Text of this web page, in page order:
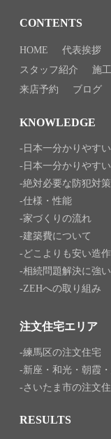
CONTENTS
HOME 代表挨拶
スタッフ紹介
施
来店予約
ブログ
KNOWLEDGE
日本一分かりやす
日本一分かりやす
絶対必要な防犯対策
仕様・性能
家づくりの流れ
建築費について
どこよりも安い造
相続問題解決に強
ZEHへの取り組み
注文住宅エリア
練馬区の注文住宅
新座・和光・朝霞
さいたま市の注文
RESULTS